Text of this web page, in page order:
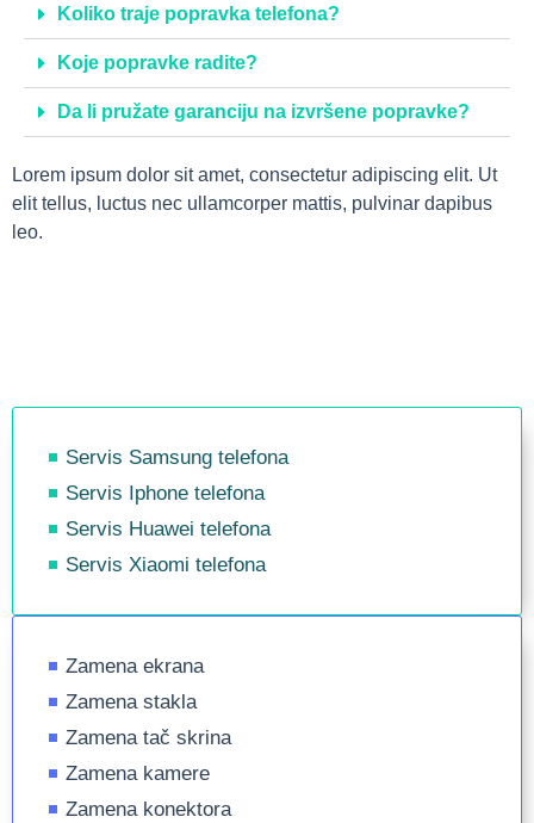
Koliko traje popravka telefona?
Koje popravke radite?
Da li pružate garanciju na izvršene popravke?
Lorem ipsum dolor sit amet, consectetur adipiscing elit. Ut
elit tellus, luctus nec ullamcorper mattis, pulvinar dapibus
leo.
Servis Samsung telefona
Servis Iphone telefona
Servis Huawei telefona
Servis Xiaomi telefona
Zamena ekrana
Zamena stakla
Zamena tač skrina
Zamena kamere
Zamena konektora